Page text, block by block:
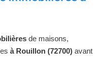
de maisons,
à Rouillon (72700) avant